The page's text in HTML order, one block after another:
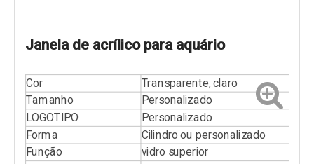
Janela de acrílico para aquário
Cor
Transparente, claro
Tamanho
Personalizado
LOGOTIPO
Personalizado
Forma
Cilindro ou personalizado
Função
vidro superior